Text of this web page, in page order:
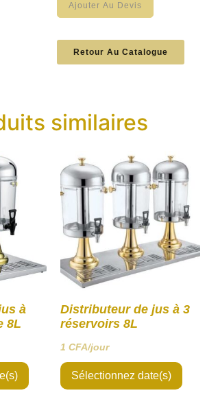
Ajouter Au Devis
Retour Au Catalogue
similaires
à
8L
Distributeur de jus à 3
réservoirs 8L
1 CFA/jour
Sélectionnez date(s)